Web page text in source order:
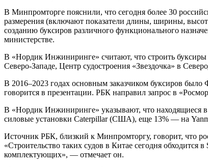
В Минпромторге пояснили, что сегодня более 30
размерения (включают показатели длины, ширины,
созданию буксиров различного функционального
министерстве.
В «Нордик Инжиниринге» считают, что строить
Северо-Западе, Центр судостроения «Звездочка» в
В 2016–2023 годах основным заказчиком буксиров
говорится в презентации. РБК направил запрос в
В «Нордик Инжиниринге» указывают, что находящиеся
силовые установки Caterpillar (США), еще 13% — на
Источник РБК, близкий к Минпромторгу, говорит, что
«Строительство таких судов в Китае сегодня
комплектующих», — отмечает он.